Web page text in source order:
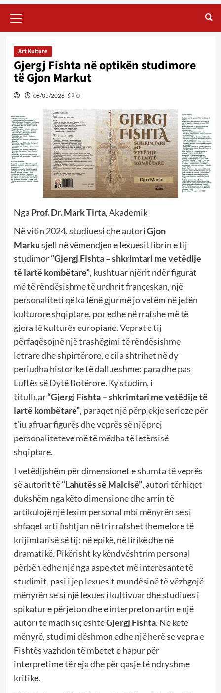
Menu
Art Kulture
Gjergj Fishta në optikën studimore
të Gjon Markut
08/05/2026 0
Nga Prof. Dr. Mark Tirta, Akademik
Në vitin 2024, studiuesi dhe autoriGjon
Markusjell në vëmendjen e lexuesit librin e tij
studimor“Gjergj Fishta – shkrimtari me vetëdije
të lartë kombëtare”, kushtuar njërit ndër figurat
më të rëndësishme të urdhrit françeskan, një
personaliteti që ka lënë gjurmë jo vetëm në jetën
kulturore shqiptare, por edhe në rrafshe më të
gjera të kulturës europiane. Veprat e tij
përfaqësojnë një trashëgimi të rëndësishme
letrare dhe shpirtërore, e cila shtrihet në dy
periudha historike të dallueshme: para dhe pas
Luftës së Dytë Botërore. Ky studim, i
titulluar“Gjergj Fishta – shkrimtari me vetëdije të
lartë kombëtare”, paraqet një përpjekje serioze për
t’iu afruar figurës dhe veprës së një prej
personaliteteve më të mëdha të letërsisë
shqiptare.
I vetëdijshëm për dimensionet e shumta të veprës
së autorit të“Lahutës së Malcisë”, autori tërhiqet
dukshëm nga këto dimensione dhe arrin të
artikulojë një lexim personal mbi mënyrën se si
shfaqet arti fishtjan në tri rrafshet themelore të
krijimtarisë së tij: në epikë, në lirikë dhe në
dramatikë. Pikërisht ky këndvështrim personal
përbën edhe një nga aspektet më interesante të
studimit, pasi i jep lexuesit mundësinë të vëzhgojë
mënyrën se si një lexues i kultivuar dhe studiues i
spikatur e përjeton dhe e interpreton artin e një
autori të madh siç ështëGjergj Fishta. Në këtë
mënyrë, studimi dëshmon edhe një herë se vepra e
Fishtës vazhdon të mbetet e hapur për
interpretime të reja dhe për qasje të ndryshme
kritike.